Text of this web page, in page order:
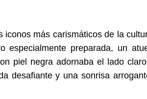
más carismáticos de la
preparada, un
piel negra adornaba el lado
desafiante y una sonrisa